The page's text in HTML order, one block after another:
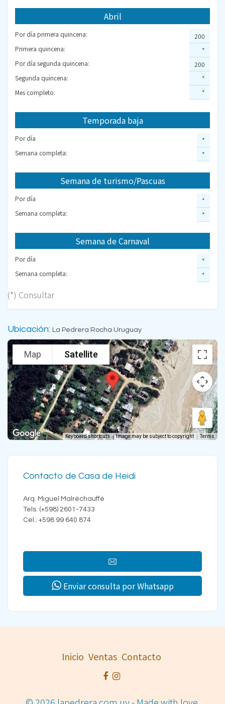
Abril
Por día primera quincena:
Primera quincena:
Por día segunda quincena:
Segunda quincena:
Mes completo:
200
*
200
*
*
Temporada baja
Por día
Semana completa:
*
*
Semana de turismo/Pascuas
Por día
Semana completa:
*
*
Semana de Carnaval
Por día
Semana completa:
*
*
(*) Consultar
Ubicación: La Pedrera Rocha Uruguay
Map Satellite
Keyboard shortcuts Image may be subject to copyright Terms
Contacto de Casa de Heidi
Arq. Miguel Malréchauffé
Tels. (+598) 2601-7433
Cel.: +598 99 640 874
Enviar consulta por Whatsapp
Inicio Ventas Contacto